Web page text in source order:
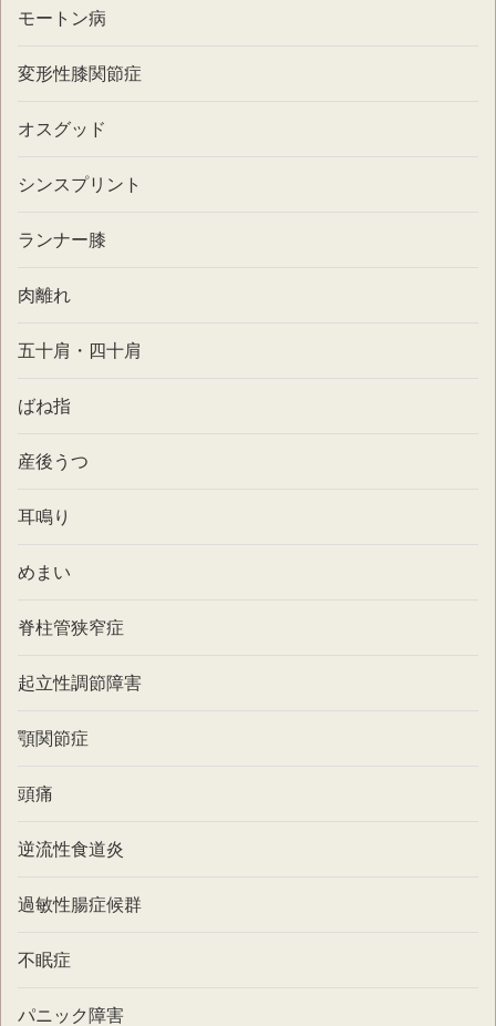
モートン病
変形性膝関節症
オスグッド
シンスプリント
ランナー膝
肉離れ
五十肩・四十肩
ばね指
産後うつ
耳鳴り
めまい
脊柱管狭窄症
起立性調節障害
顎関節症
頭痛
逆流性食道炎
過敏性腸症候群
不眠症
パニック障害